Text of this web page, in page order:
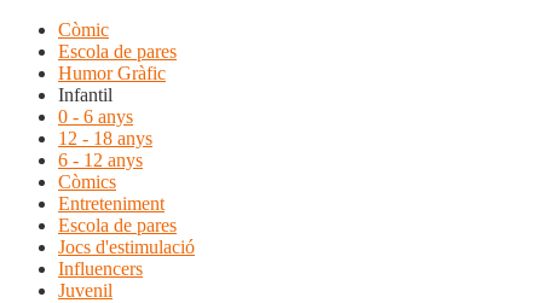
Còmic
Escola de pares
Humor Gràfic
Infantil
0 - 6 anys
12 - 18 anys
6 - 12 anys
Còmics
Entreteniment
Escola de pares
Jocs d'estimulació
Influencers
Juvenil